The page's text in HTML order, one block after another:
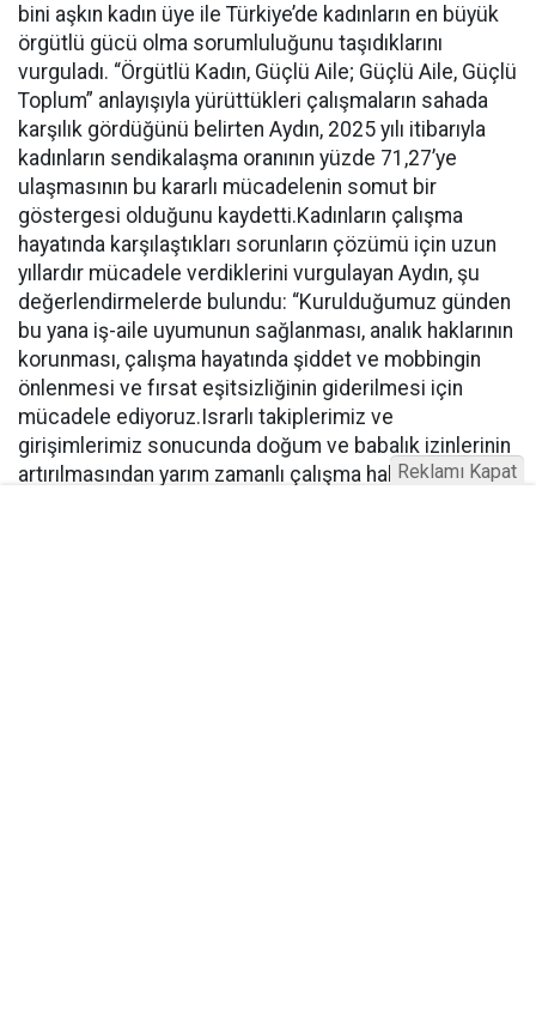
bini aşkın kadın üye ile Türkiye’de kadınların en büyük
örgütlü gücü olma sorumluluğunu taşıdıklarını
vurguladı. “Örgütlü Kadın, Güçlü Aile; Güçlü Aile, Güçlü
Toplum” anlayışıyla yürüttükleri çalışmaların sahada
karşılık gördüğünü belirten Aydın, 2025 yılı itibarıyla
kadınların sendikalaşma oranının yüzde 71,27’ye
ulaşmasının bu kararlı mücadelenin somut bir
göstergesi olduğunu kaydetti.Kadınların çalışma
hayatında karşılaştıkları sorunların çözümü için uzun
yıllardır mücadele verdiklerini vurgulayan Aydın, şu
değerlendirmelerde bulundu: “Kurulduğumuz günden
bu yana iş-aile uyumunun sağlanması, analık haklarının
korunması, çalışma hayatında şiddet ve mobbingin
önlenmesi ve fırsat eşitsizliğinin giderilmesi için
mücadele ediyoruz.Israrlı takiplerimiz ve
girişimlerimiz sonucunda doğum ve babalık izinlerinin
artırılmasından yarım zamanlı çalışma hakkına, kreş
Reklamı Kapat